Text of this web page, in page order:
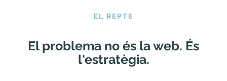
EL REPTE
El problema no és la web. És
l'estratègia.